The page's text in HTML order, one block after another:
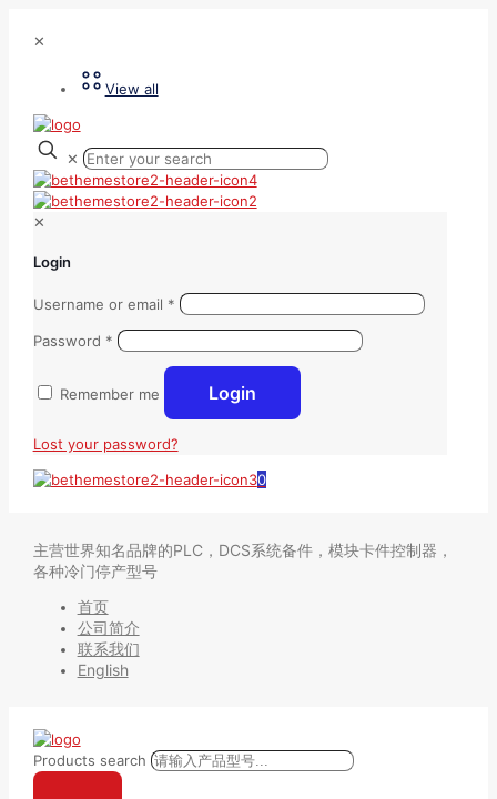
✕
View all
✕
✕
Login
Username or email *
Password *
Remember me Login
Lost your password?
0
主营世界知名品牌的PLC，DCS系统备件，模块卡件控制器，
各种冷门停产型号
首页
公司简介
联系我们
English
Products search